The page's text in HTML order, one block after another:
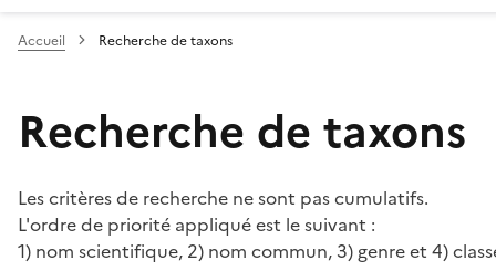
Accueil Recherche de taxons
Recherche de taxons
Les critères de recherche ne sont pas cumulatifs.
L'ordre de priorité appliqué est le suivant :
1) nom scientifique, 2) nom commun, 3) genre et 4)